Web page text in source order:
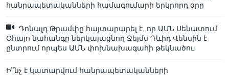
հանրապետականների համագումարի երկրորդ օրը
Դոնալդ Թրամփը հայտարարել է, որ ԱՄՆ Սենատում
Օհայո նահանգը ներկայացնող Ջեյմս Դևիդ Վենսին է
ընտրում որպես ԱՄՆ փոխնախագահի թեկնածու։
Ի՞նչ է կատարվում հանրապետականների